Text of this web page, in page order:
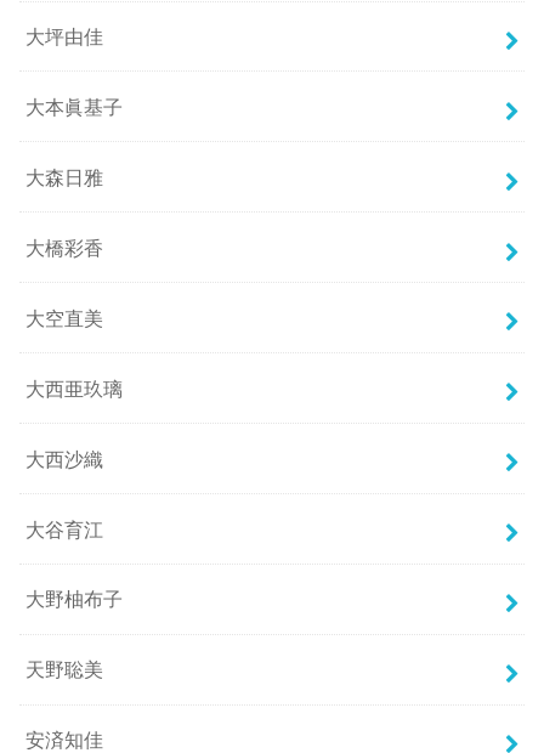
大坪由佳
大本眞基子
大森日雅
大橋彩香
大空直美
大西亜玖璃
大西沙織
大谷育江
大野柚布子
天野聡美
安済知佳